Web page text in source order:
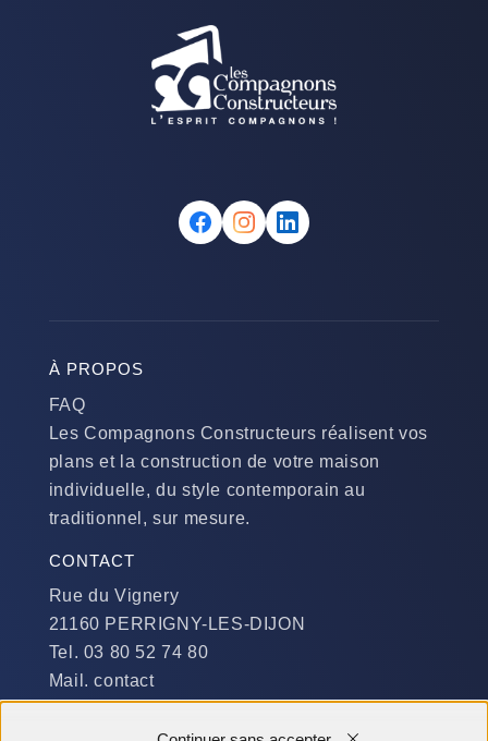
À PROPOS
FAQ
Les Compagnons Constructeurs réalisent vos
plans et la construction de votre maison
individuelle, du style contemporain au
traditionnel, sur mesure.
CONTACT
Rue du Vignery
21160 PERRIGNY-LES-DIJON
Tel. 03 80 52 74 80
Mail. contact